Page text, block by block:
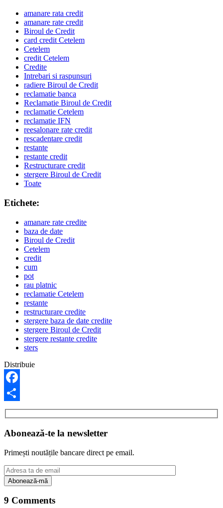
amanare rata credit
amanare rate credit
Biroul de Credit
card credit Cetelem
Cetelem
credit Cetelem
Credite
Intrebari si raspunsuri
radiere Biroul de Credit
reclamatie banca
Reclamatie Biroul de Credit
reclamatie Cetelem
reclamatie IFN
reesalonare rate credit
rescadentare credit
restante
restante credit
Restructurare credit
stergere Biroul de Credit
Toate
Etichete:
amanare rate credite
baza de date
Biroul de Credit
Cetelem
credit
cum
pot
rau platnic
reclamatie Cetelem
restante
restructurare credite
stergere baza de date credite
stergere Biroul de Credit
stergere restante credite
sters
Distribuie
Facebook
Share
Abonează-te la newsletter
Primești noutățile bancare direct pe email.
9 Comments